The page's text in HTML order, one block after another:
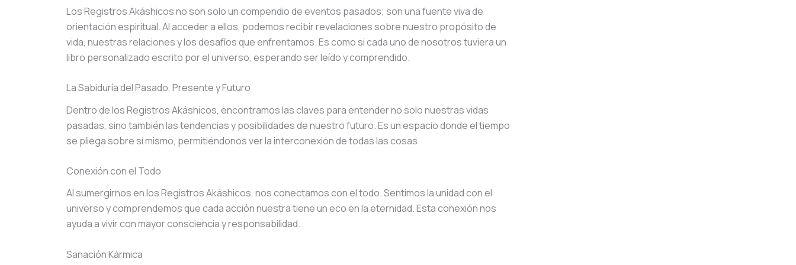
Los Registros Akáshicos no son solo un compendio de eventos pasados; son una fuente viva de
orientación espiritual. Al acceder a ellos, podemos recibir revelaciones sobre nuestro propósito de
vida, nuestras relaciones y los desafíos que enfrentamos. Es como si cada uno de nosotros tuviera un
libro personalizado escrito por el universo, esperando ser leído y comprendido.
La Sabiduría del Pasado, Presente y Futuro
Dentro de los Registros Akáshicos, encontramos las claves para entender no solo nuestras vidas
pasadas, sino también las tendencias y posibilidades de nuestro futuro. Es un espacio donde el tiempo
se pliega sobre sí mismo, permitiéndonos ver la interconexión de todas las cosas.
Conexión con el Todo
Al sumergirnos en los Registros Akáshicos, nos conectamos con el todo. Sentimos la unidad con el
universo y comprendemos que cada acción nuestra tiene un eco en la eternidad. Esta conexión nos
ayuda a vivir con mayor consciencia y responsabilidad.
Sanación Kármica